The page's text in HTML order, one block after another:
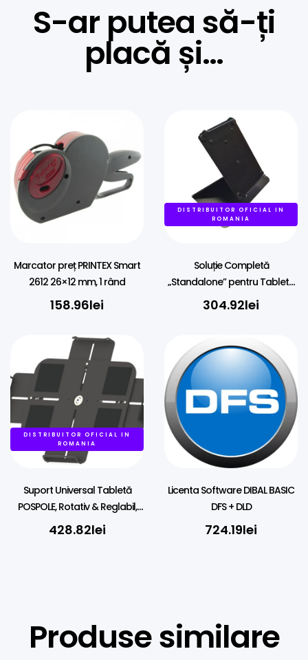
S-ar putea să-ți
placă și…
Marcator preț PRINTEX Smart
2612 26×12 mm, 1 rând
158.96lei
DISTRIBUITOR OFICIAL IN
ROMANIA
Soluție Completă
„Standalone” pentru Tablete
– Stand POSPOLE
304.92lei
DISTRIBUITOR OFICIAL IN
ROMANIA
Suport Universal Tabletă
POSPOLE, Rotativ & Reglabil,
Balama Metalică
428.82lei
Licenta Software DIBAL BASIC
DFS + DLD
724.19lei
Produse similare